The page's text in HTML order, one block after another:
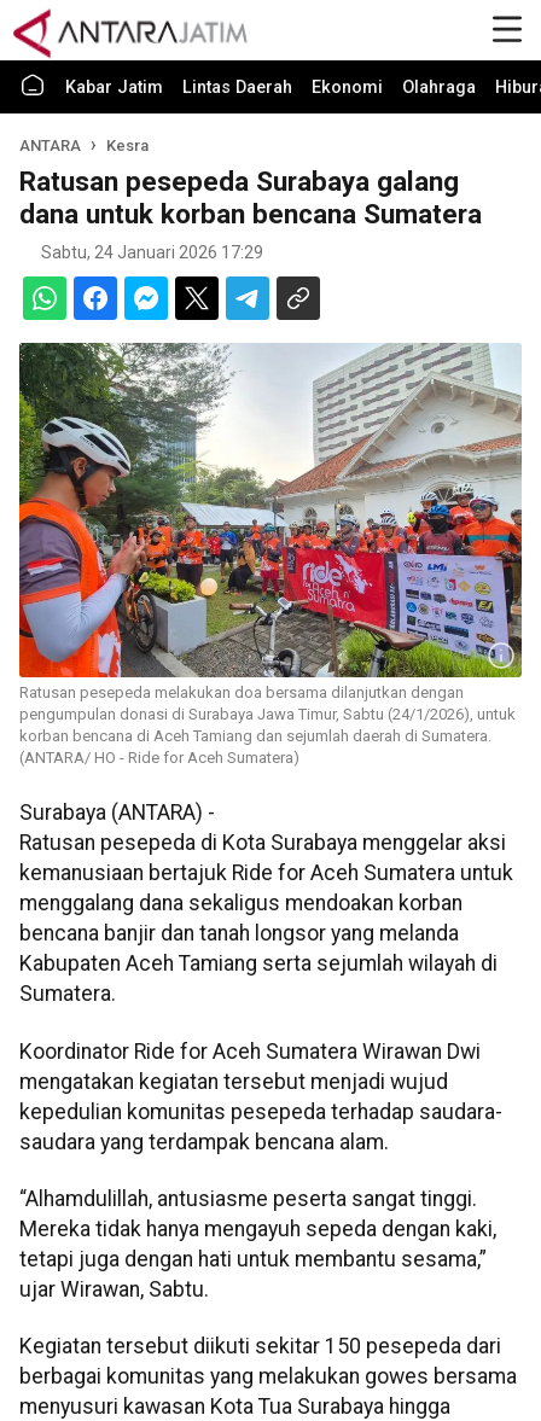
Kabar Jatim Lintas Daerah Ekonomi Olahraga
ANTARA Kesra
Ratusan pesepeda Surabaya galang
dana untuk korban bencana Sumatera
Sabtu, 24 Januari 2026 17:29
Ratusan pesepeda melakukan doa bersama dilanjutkan dengan
pengumpulan donasi di Surabaya Jawa Timur, Sabtu (24/1/2026), untuk
korban bencana di Aceh Tamiang dan sejumlah daerah di Sumatera.
(ANTARA/ HO - Ride for Aceh Sumatera)
Surabaya (ANTARA) -
Ratusan pesepeda di Kota Surabaya menggelar aksi
kemanusiaan bertajuk Ride for Aceh Sumatera untuk
menggalang dana sekaligus mendoakan korban
bencana banjir dan tanah longsor yang melanda
Kabupaten Aceh Tamiang serta sejumlah wilayah di
Sumatera.
Koordinator Ride for Aceh Sumatera Wirawan Dwi
mengatakan kegiatan tersebut menjadi wujud
kepedulian komunitas pesepeda terhadap saudara-
saudara yang terdampak bencana alam.
“Alhamdulillah, antusiasme peserta sangat tinggi.
Mereka tidak hanya mengayuh sepeda dengan kaki,
tetapi juga dengan hati untuk membantu sesama,”
ujar Wirawan, Sabtu.
Kegiatan tersebut diikuti sekitar 150 pesepeda dari
berbagai komunitas yang melakukan gowes bersama
menyusuri kawasan Kota Tua Surabaya hingga